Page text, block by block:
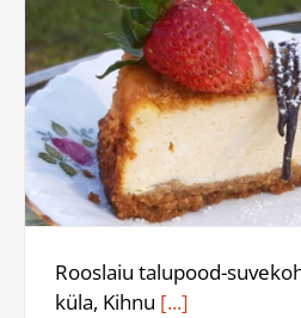
Rooslaiu talupood-
küla, Kihnu [...]